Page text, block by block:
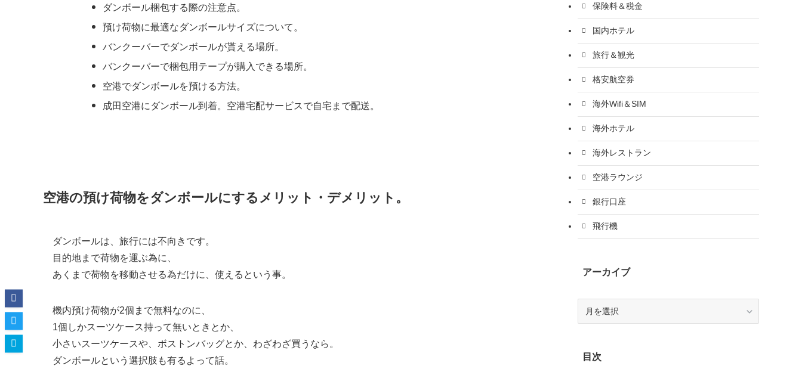
ダンボール梱包する際の注意点。
預け荷物に最適なダンボールサイズについて。
バンクーバーでダンボールが貰える場所。
バンクーバーで梱包用テープが購入できる場所。
空港でダンボールを預ける方法。
成田空港にダンボール到着。空港宅配サービスで自宅まで配送。
空港の預け荷物をダンボールにするメリット・デメリット。
ダンボールは、旅行には不向きです。
目的地まで荷物を運ぶ為に、
あくまで荷物を移動させる為だけに、使えるという事。
機内預け荷物が2個まで無料なのに、
1個しかスーツケース持って無いときとか、
小さいスーツケースや、ボストンバッグとか、わざわざ買うなら。
ダンボールという選択肢も有るよって話。
保険料＆税金
国内ホテル
旅行＆観光
格安航空券
海外Wifi＆SIM
海外ホテル
海外レストラン
空港ラウンジ
銀行口座
飛行機
アーカイブ
ブ目次